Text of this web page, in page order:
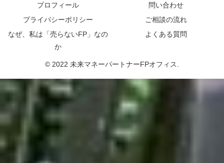
プロフィール
問い合わせ
プライバシーポリシー
ご相談の流れ
なぜ、私は「売らないFP」なの
か
よくある質問
© 2022 未来マネーパートナーFPオフィス.